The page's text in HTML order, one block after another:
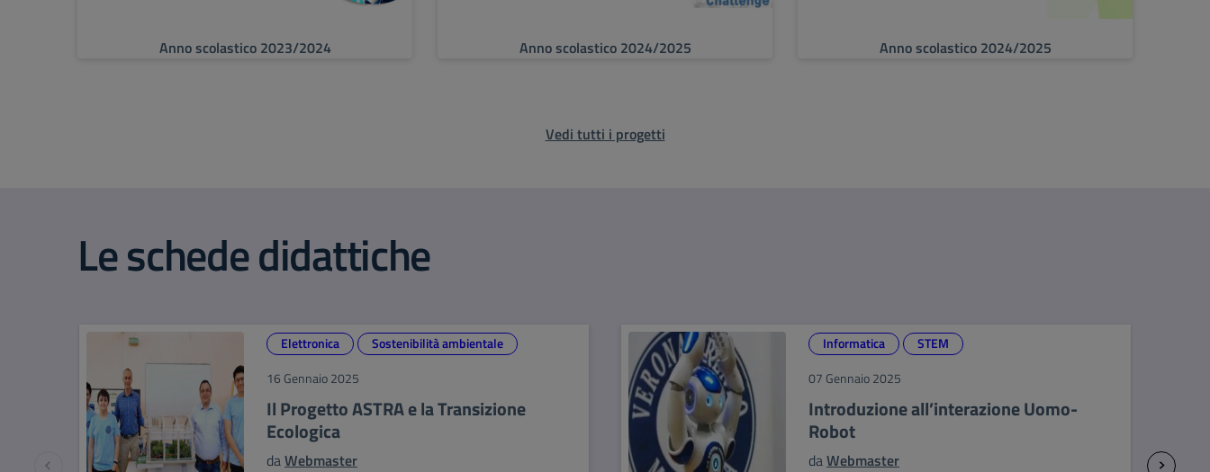
Anno scolastico 2023/2024 Anno scolastico 2024/2025 Anno scolastico 2024/2025
Vedi tutti i progetti
Le schede didattiche
Elettronica Sostenibilità ambientale
16 Gennaio 2025
Il Progetto ASTRA e la Transizione
Ecologica
daWebmaster
Informatica STEM
07 Gennaio 2025
Introduzione all’interazione Uomo-
Robot
daWebmaster